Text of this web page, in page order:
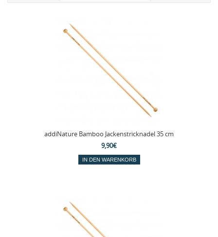
addiNature Bamboo Jackenstricknadel 35 cm
9,90€